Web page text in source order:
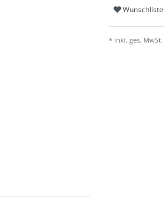
Wunschliste
* inkl. ges. MwSt.